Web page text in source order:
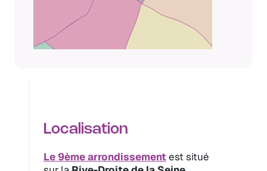
Localisation
Le 9ème arrondissement est situé